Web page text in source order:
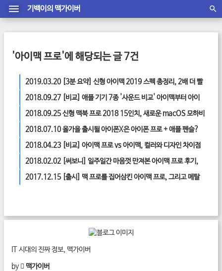
기백이의 맥가이버
'아이맥 프로'에 해당되는 글 7건
2019.03.20 [3분 요약] 신형 아이맥 2019 스펙 총정리, 2배 더 빨
라진 아이맥
2018.09.27 [비교] 애플 기기 7종 '사운드 비교' 아이맥부터 아이
폰X, 맥북 에어까지!
2018.09.25신형 맥북 프로 2018 15인치, 새로운 macOS 모하비
정식 버전을 만나다.
2018.07.10올가을 출시될 아이폰X은 아이폰 프로 + 애플 펜슬?
2018.04.23 [비교] 아이맥 프로 vs 아이맥, 컬러와 디자인 차이점
은?
2018.02.02 [써보니] 일주일간 마음껏 만져본 아이맥 프로 후기,
진짜 프로다웠을까?
2017.12.15 [출시] 맥 프로를 집어삼킨 아이맥 프로, 그리고 메탈
IT 시대의 진짜 정보, 맥가이버
by  맥가이버